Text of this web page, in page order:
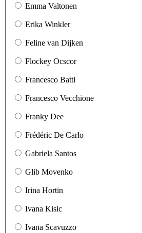
Emma Valtonen
Erika Winkler
Feline van Dijken
Flockey Ocscor
Francesco Batti
Francesco Vecchione
Franky Dee
Frédéric De Carlo
Gabriela Santos
Glib Movenko
Irina Hortin
Ivana Kisic
Ivana Scavuzzo